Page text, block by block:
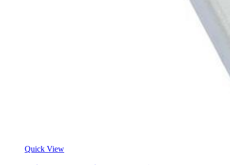
Quick View